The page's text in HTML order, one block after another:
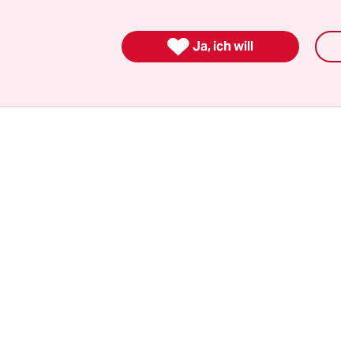
Soldaten, die Nazi-Standarten zu Füßen des
warfen, auf dessen Tribüne Stalin thronte.
 Ja, ich will